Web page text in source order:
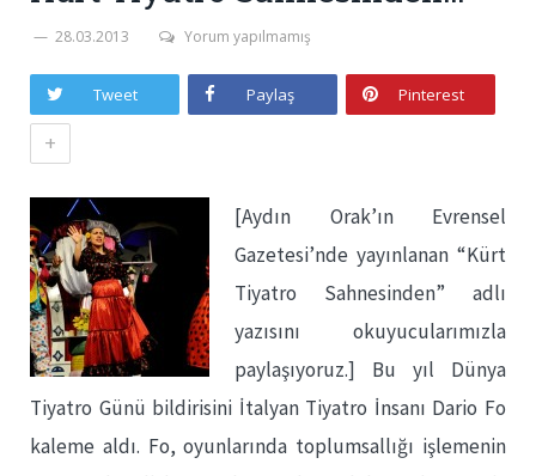
28.03.2013 Yorum yapılmamış
Tweet Paylaş Pinterest
+
[Aydın Orak’ın Evrensel
Gazetesi’nde yayınlanan “Kürt
Tiyatro Sahnesinden” adlı
yazısını okuyucularımızla
paylaşıyoruz.] Bu yıl Dünya
Tiyatro Günü bildirisini İtalyan Tiyatro İnsanı Dario Fo
kaleme aldı. Fo, oyunlarında toplumsallığı işlemenin